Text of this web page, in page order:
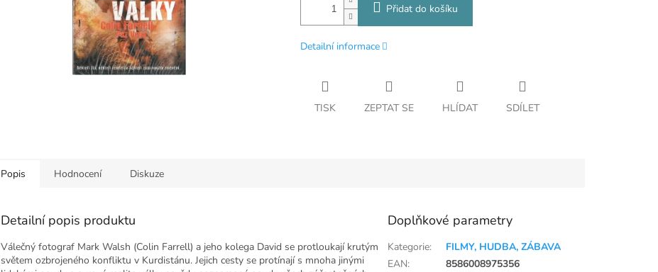
Přidat do košíku
Detailní informace
TISK ZEPTAT SE HLÍDAT SDÍLET
Popis Hodnocení Diskuze
Detailní popis produktu
Válečný fotograf Mark Walsh (Colin Farrell) a jeho kolega David se protloukají krutým
světem ozbrojeného konfliktu v Kurdistánu. Jejich cesty se protínají s mnoha jinými
Doplňkové parametry
Kategorie:
FILMY, HUDBA, ZÁBAVA
EAN: 8586008975356